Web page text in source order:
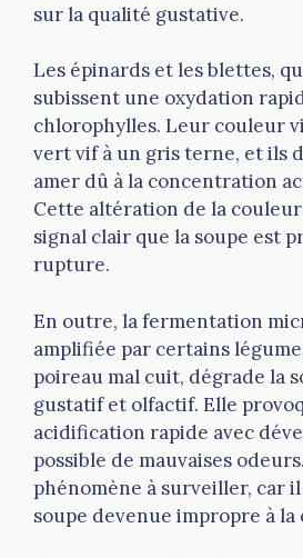
sur la qualité gustative.
Les épinards et les blettes,
subissent une oxydation
chlorophylles. Leur couleur
vert vif à un gris terne, et ils
amer dû à la concentration
Cette altération de la
signal clair que la soupe est
rupture.
En outre, la fermentation
amplifiée par certains
poireau mal cuit, dégrade la
gustatif et olfactif. Elle
acidification rapide avec
possible de mauvaises
phénomène à surveiller, car
soupe devenue impropre à la